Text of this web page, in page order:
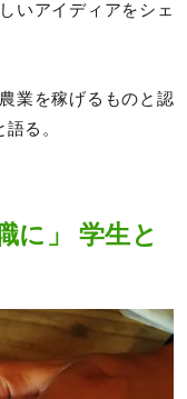
いアイディアをシェ
業を稼げるものと認
る。
に」 学生と